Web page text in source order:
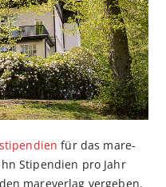
für das mare-
Stipendien pro Jahr
mareverlag vergeben.